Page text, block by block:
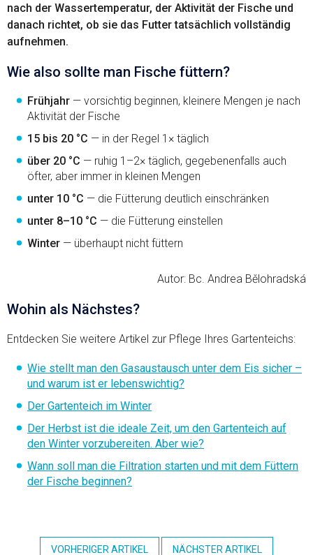
nach der Wassertemperatur, der Aktivität der Fische und
danach richtet, ob sie das Futter tatsächlich vollständig
aufnehmen.
Wie also sollte man Fische füttern?
Frühjahr — vorsichtig beginnen, kleinere Mengen je nach
Aktivität der Fische
15 bis 20 °C — in der Regel 1× täglich
über 20 °C — ruhig 1–2× täglich, gegebenenfalls auch
öfter, aber immer in kleinen Mengen
unter 10 °C — die Fütterung deutlich einschränken
unter 8–10 °C — die Fütterung einstellen
Winter — überhaupt nicht füttern
Autor: Bc. Andrea Bělohradská
Wohin als Nächstes?
Entdecken Sie weitere Artikel zur Pflege Ihres Gartenteichs:
Wie stellt man den Gasaustausch unter dem Eis sicher –
und warum ist er lebenswichtig?
Der Gartenteich im Winter
Der Herbst ist die ideale Zeit, um den Gartenteich auf
den Winter vorzubereiten. Aber wie?
Wann soll man die Filtration starten und mit dem Füttern
der Fische beginnen?
VORHERIGER ARTIKEL NÄCHSTER ARTIKEL